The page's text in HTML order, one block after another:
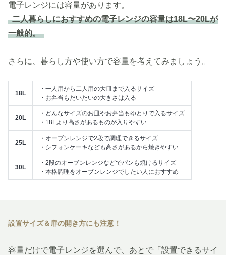
電子レンジには容量があります。
二人暮らしにおすすめの電子レンジの容量は18L〜20Lが
一般的。
さらに、暮らし方や使い方で容量を考えてみましょう。
18L
・一人用から二人用の大皿まで入るサイズ
・お弁当もだいたいの大きさは入る
20L
・どんなサイズのお皿やお弁当もゆとりで入るサイズ
・18Lより高さがあるものが入りやすい
25L
・オーブンレンジで2段で調理できるサイズ
・シフォンケーキなども高さがあるから焼きやすい
30L
・2段のオーブンレンジなどでパンも焼けるサイズ
・本格調理をオーブンレンジでしたい人におすすめ
設置サイズ＆扉の開き方にも注意！
容量だけで電子レンジを選んで、あとで「設置できるサイ